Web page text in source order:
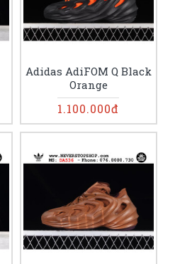
Adidas AdiFOM Q Black
Orange
1.100.000đ